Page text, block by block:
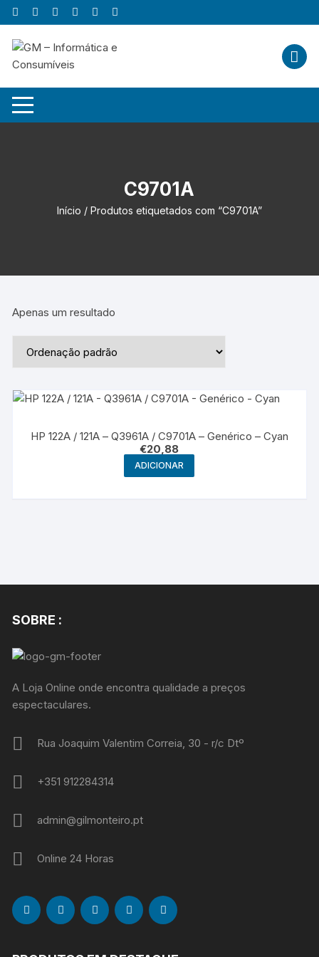
Skip
to
content
C9701A
Início / Produtos etiquetados com “C9701A”
Apenas um resultado
HP 122A / 121A – Q3961A / C9701A – Genérico – Cyan
€20,88
ADICIONAR
SOBRE :
A Loja Online onde encontra qualidade a preços
espectaculares.
Rua Joaquim Valentim Correia, 30 - r/c Dtº
+351 912284314
admin@gilmonteiro.pt
Online 24 Horas